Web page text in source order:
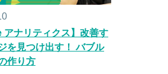
アナリティクス】改善す
を見つけ出す！ バブル
作り方